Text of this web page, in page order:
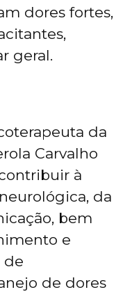
dores fortes,
geral.
da
Carvalho
à
da
bem
e
de
de dores